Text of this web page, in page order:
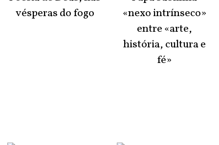
vésperas do fogo
«nexo intrínseco»
entre «arte,
história, cultura e
fé»